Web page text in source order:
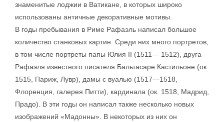
знаменитые лоджии в Ватикане, в которых широко
использованы античные декоративные мотивы.
В годы пребывания в Риме Рафаэль написал большое
количество станковых картин. Среди них много портретов,
в том числе портреты папы Юлия II (1511— 1512), друга
Рафаэля известного писателя Бальтасаре Кастильоне (ок.
1515, Париж, Лувр), дамы с вуалью (1517—1518,
Флоренция, галерея Питти), кардинала (ок. 1518, Мадрид,
Прадо). В эти годы он написал также несколько новых
изображений «Мадонны». В некоторых из них он